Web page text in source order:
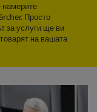
намерите
Просто
за услуги ще ви
на вашата